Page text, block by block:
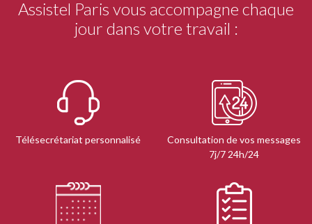
Assistel Paris vous accompagne chaque
jour dans votre travail :
Télésecrétariat personnalisé
Consultation de vos messages
7j/7 24h/24